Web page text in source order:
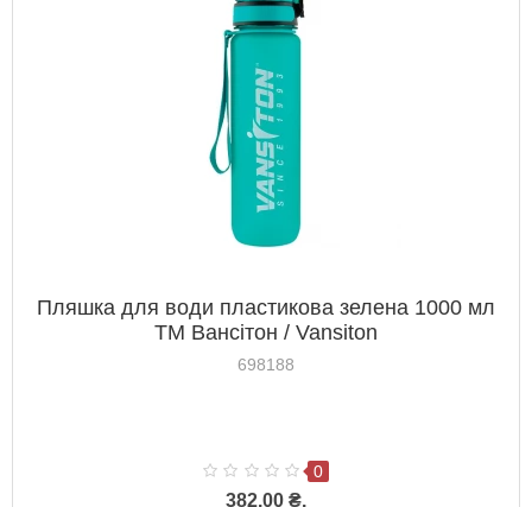
Пляшка для води пластикова зелена 1000 мл
ТМ Вансітон / Vansiton
698188
0
382.00 ₴.